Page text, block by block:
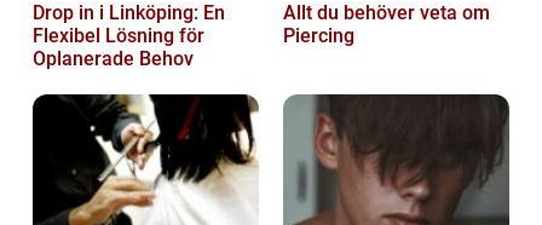
Drop in i Linköping: En
Flexibel Lösning för
Oplanerade Behov
Allt du behöver veta om
Piercing